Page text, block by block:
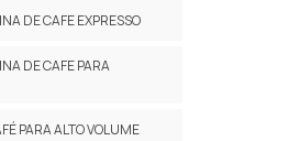
DE CAFE EXPRESSO
DE CAFE PARA
PARA ALTO VOLUME